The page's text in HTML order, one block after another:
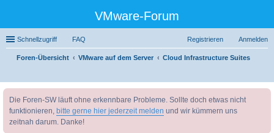
VMware-Forum
Schnellzugriff FAQ Anmelden
Registrieren
Foren-Übersicht VMware auf dem Server Cloud Infrastructure Suites
uc
Die Foren-SW läuft ohne erkennbare Probleme. Sollte doch etwas nicht
funktionieren, bitte gerne hier jederzeit melden und wir kümmern uns
zeitnah darum. Danke!